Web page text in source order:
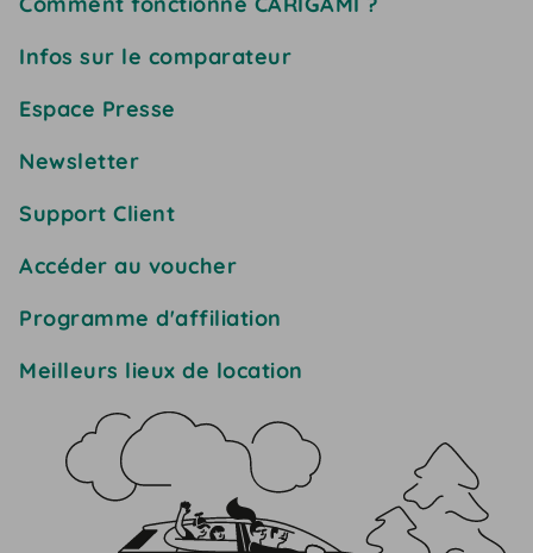
Infos sur le comparateur
Espace Presse
Newsletter
Support Client
Accéder au voucher
Programme d'affiliation
Meilleurs lieux de location